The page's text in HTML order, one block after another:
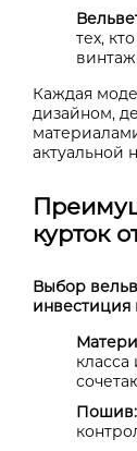
тех,
Каждая
дизайном,
актуальной
курток
Выбор
инвестиция
Пошив: